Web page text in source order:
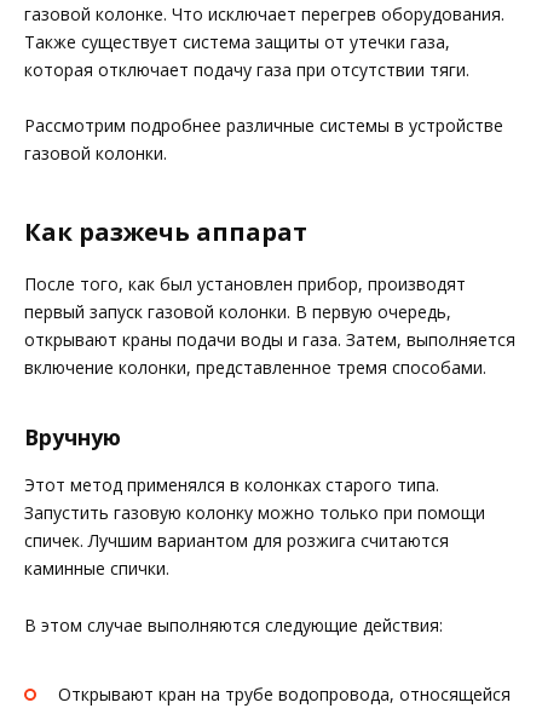
газовой колонке. Что исключает перегрев оборудования.
Также существует система защиты от утечки газа,
которая отключает подачу газа при отсутствии тяги.
Рассмотрим подробнее различные системы в устройстве
газовой колонки.
Как разжечь аппарат
После того, как был установлен прибор, производят
первый запуск газовой колонки. В первую очередь,
открывают краны подачи воды и газа. Затем, выполняется
включение колонки, представленное тремя способами.
Вручную
Этот метод применялся в колонках старого типа.
Запустить газовую колонку можно только при помощи
спичек. Лучшим вариантом для розжига считаются
каминные спички.
В этом случае выполняются следующие действия:
Открывают кран на трубе водопровода, относящейся